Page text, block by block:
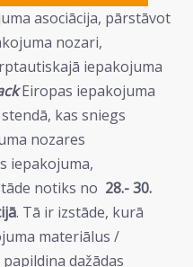
asociācija, pārstāvot
nozari,
iepakojuma
Eiropas iepakojuma
kas sniegs
nozares
iepakojuma,
notiks no 28.- 30.
. Tā ir izstāde, kurā
materiālus /
dažādas